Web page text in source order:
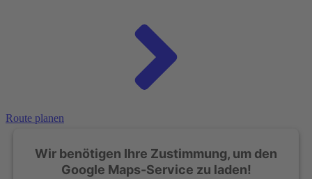
Route planen
Wir benötigen Ihre Zustimmung, um den
Google Maps-Service zu laden!